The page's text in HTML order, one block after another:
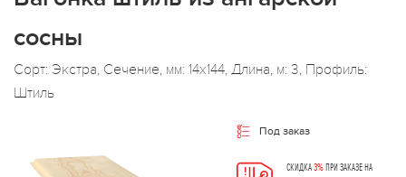
сосны
Сорт: Экстра, Сечение, мм: 14x144, Длина, м: 3, Профиль:
Штиль
Под заказ
СКИДКА3%ПРИ ЗАКАЗЕ НА